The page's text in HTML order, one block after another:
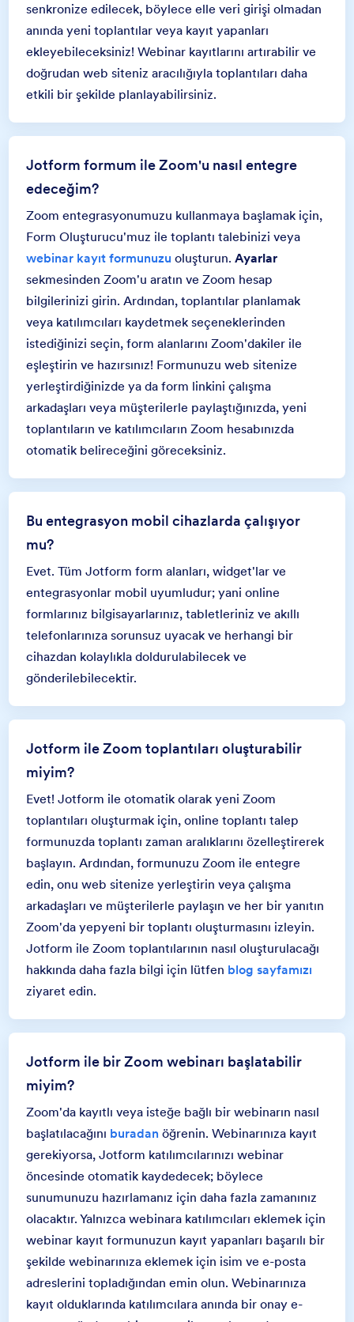
senkronize edilecek, böylece elle veri girişi olmadan
anında yeni toplantılar veya kayıt yapanları
ekleyebileceksiniz! Webinar kayıtlarını artırabilir ve
doğrudan web siteniz aracılığıyla toplantıları daha
etkili bir şekilde planlayabilirsiniz.
Jotform formum ile Zoom'u nasıl entegre
edeceğim?
Zoom entegrasyonumuzu kullanmaya başlamak için,
Form Oluşturucu'muz ile toplantı talebinizi veya
webinar kayıt formunuzu oluşturun. Ayarlar
sekmesinden Zoom'u aratın ve Zoom hesap
bilgilerinizi girin. Ardından, toplantılar planlamak
veya katılımcıları kaydetmek seçeneklerinden
istediğinizi seçin, form alanlarını Zoom'dakiler ile
eşleştirin ve hazırsınız! Formunuzu web sitenize
yerleştirdiğinizde ya da form linkini çalışma
arkadaşları veya müşterilerle paylaştığınızda, yeni
toplantıların ve katılımcıların Zoom hesabınızda
otomatik belireceğini göreceksiniz.
Bu entegrasyon mobil cihazlarda çalışıyor
mu?
Evet. Tüm Jotform form alanları, widget'lar ve
entegrasyonlar mobil uyumludur; yani online
formlarınız bilgisayarlarınız, tabletleriniz ve akıllı
telefonlarınıza sorunsuz uyacak ve herhangi bir
cihazdan kolaylıkla doldurulabilecek ve
gönderilebilecektir.
Jotform ile Zoom toplantıları oluşturabilir
miyim?
Evet! Jotform ile otomatik olarak yeni Zoom
toplantıları oluşturmak için, online toplantı talep
formunuzda toplantı zaman aralıklarını özelleştirerek
başlayın. Ardından, formunuzu Zoom ile entegre
edin, onu web sitenize yerleştirin veya çalışma
arkadaşları ve müşterilerle paylaşın ve her bir yanıtın
Zoom'da yepyeni bir toplantı oluşturmasını izleyin.
Jotform ile Zoom toplantılarının nasıl oluşturulacağı
hakkında daha fazla bilgi için lütfen blog sayfamızı
ziyaret edin.
Jotform ile bir Zoom webinarı başlatabilir
miyim?
Zoom'da kayıtlı veya isteğe bağlı bir webinarın nasıl
başlatılacağını buradan öğrenin. Webinarınıza kayıt
gerekiyorsa, Jotform katılımcılarınızı webinar
öncesinde otomatik kaydedecek; böylece
sunumunuzu hazırlamanız için daha fazla zamanınız
olacaktır. Yalnızca webinara katılımcıları eklemek için
webinar kayıt formunuzun kayıt yapanları başarılı bir
şekilde webinarınıza eklemek için isim ve e-posta
adreslerini topladığından emin olun. Webinarınıza
kayıt olduklarında katılımcılara anında bir onay e-